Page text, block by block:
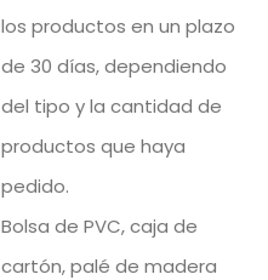
los productos en un plazo
de 30 días, dependiendo
del tipo y la cantidad de
productos que haya
pedido.
Bolsa de PVC, caja de
cartón, palé de madera